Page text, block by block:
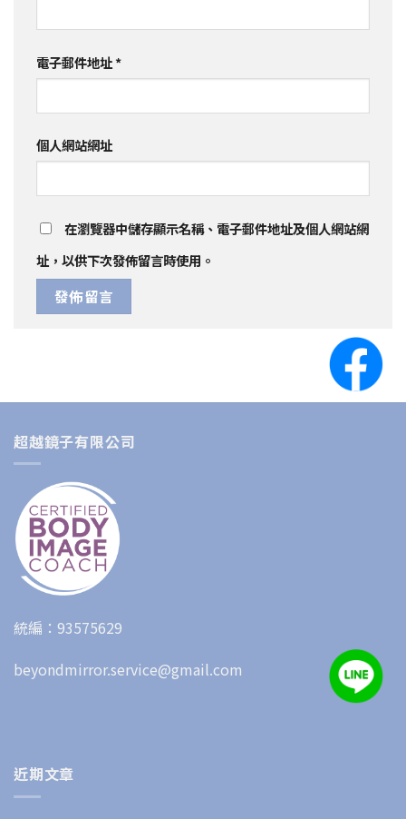
電子郵件地址*
個人網站網址
在瀏覽器中儲存顯示名稱、電子郵件地址及個人網站網
址，以供下次發佈留言時使用。
超越鏡子有限公司
統編：93575629
beyondmirror.service@gmail.com
近期文章